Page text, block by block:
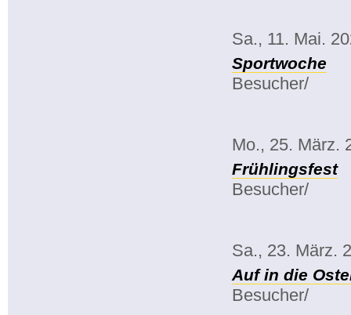
Sa., 11. Mai.
Sportwoche
Besucher/
Mo., 25. März.
Frühlingsfest
Besucher/
Sa., 23. März.
Auf in die
Besucher/